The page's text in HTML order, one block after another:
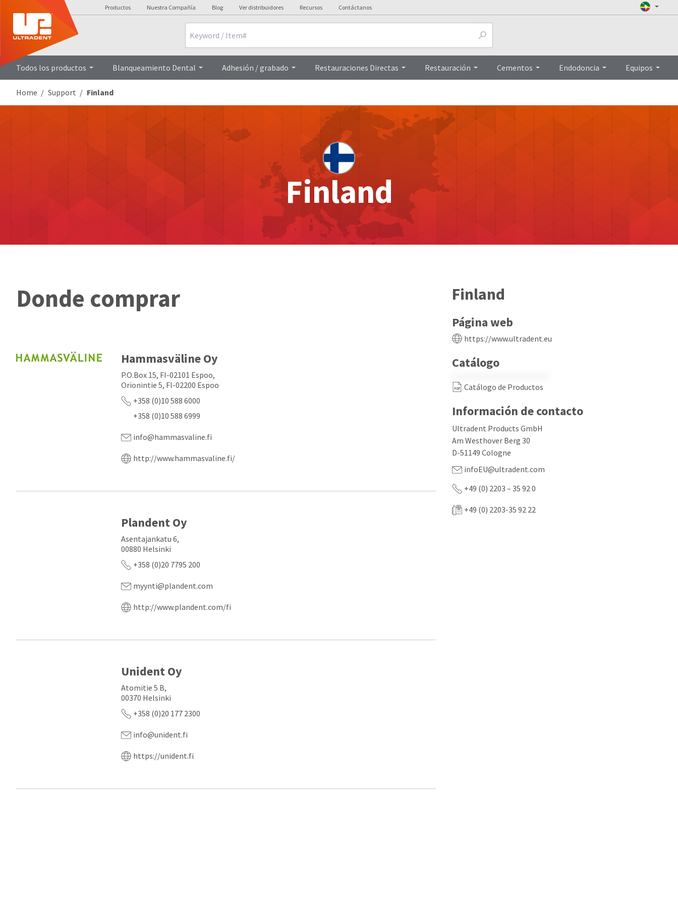
Productos Nuestra Compañía Blog Ver distribuidores Recursos Contáctanos
Todos los productos Blanqueamiento Dental Adhesión / grabado Restauraciones Directas Restauración Cementos Endodoncia Equipos
Home Support Finland
Finland
Finland
Página web
https://www.ultradent.eu
Catálogo
Catálogo de Productos
Información de contacto
Ultradent Products GmbH
Am Westhover Berg 30
D-51149 Cologne
infoEU@ultradent.com
+49 (0) 2203 – 35 92 0
+49 (0) 2203-35 92 22
Donde comprar
Hammasväline Oy
P.O.Box 15, FI-02101 Espoo,
Orionintie 5, FI-02200 Espoo
+358 (0)10 588 6000
+358 (0)10 588 6999
info@hammasvaline.fi
http://www.hammasvaline.fi/
Plandent Oy
Asentajankatu 6,
00880 Helsinki
+358 (0)20 7795 200
myynti@plandent.com
http://www.plandent.com/fi
Unident Oy
Atomitie 5 B,
00370 Helsinki
+358 (0)20 177 2300
info@unident.fi
https://unident.fi